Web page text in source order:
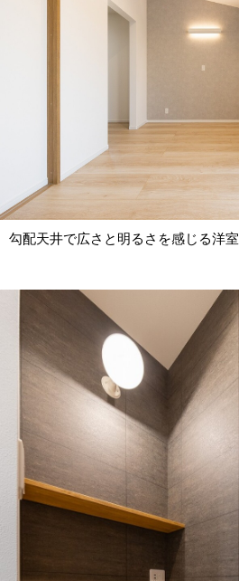
勾配天井で広さと明るさを感じる洋室